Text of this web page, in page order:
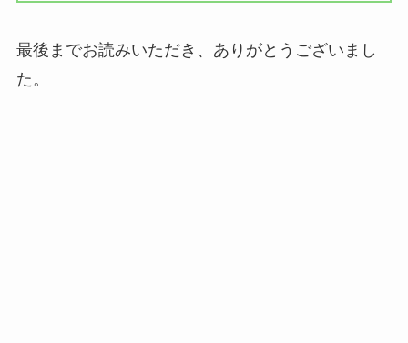
最後までお読みいただき、ありがとうございまし
た。